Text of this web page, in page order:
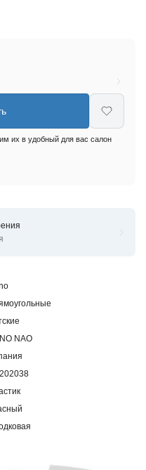
BABY NV 202038
NAO
их в удобный для вас салон